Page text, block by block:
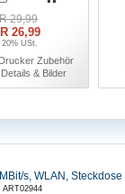
29,99
26,99
USt.
Zubehör
& Bilder
s, WLAN, Steckdose
ART02944